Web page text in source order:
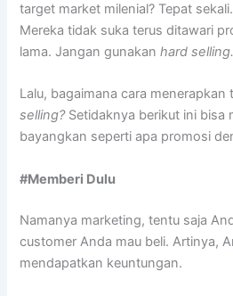
target market milenial? Tepat
Mereka tidak suka terus ditawari
lama. Jangan gunakanhard selling.
Lalu, bagaimana cara
selling? Setidaknya berikut ini bisa
bayangkan seperti apa promosi
#Memberi Dulu
Namanya marketing, tentu saja
customer Anda mau beli. Artinya,
mendapatkan keuntungan.